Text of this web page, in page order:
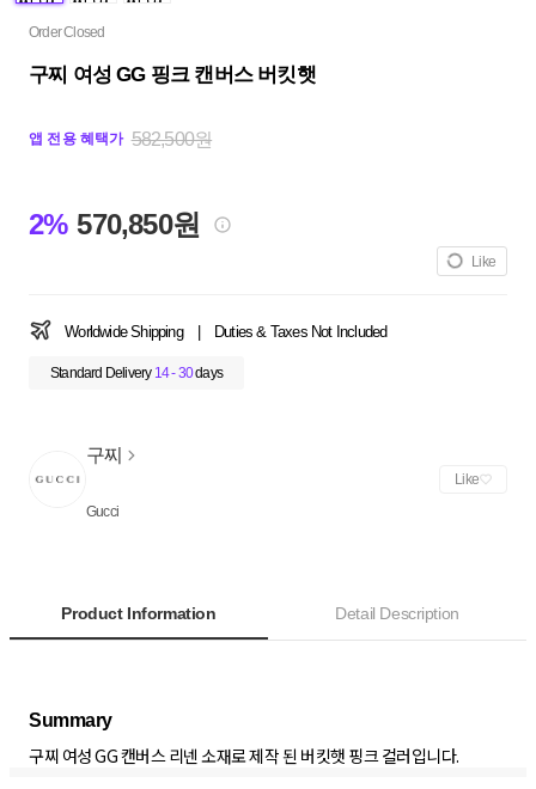
Order Closed
구찌 여성 GG 핑크 캔버스 버킷햇
앱 전용 혜택가 582,500원
2% 570,850원
Like
Worldwide Shipping Duties & Taxes Not Included
Standard Delivery 14 - 30days
구찌
Gucci
Like
Product Information Detail Description
Summary
구찌 여성 GG 캔버스 리넨 소재로 제작 된 버킷햇 핑크 컬러입니다.